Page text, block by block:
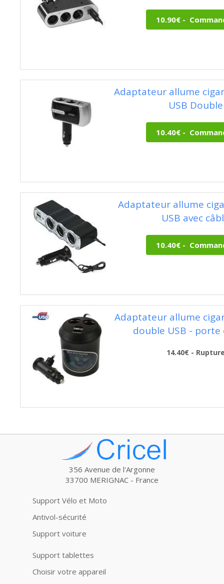
Adaptateur allume
USB Double
Adaptateur allume
USB avec
Adaptateur allume
double USB -
14.40€ -
356 Avenue de l'Argonne
33700 MERIGNAC - France
Support Vélo et Moto
Antivol-sécurité
Support voiture
Support tablettes
Choisir votre appareil